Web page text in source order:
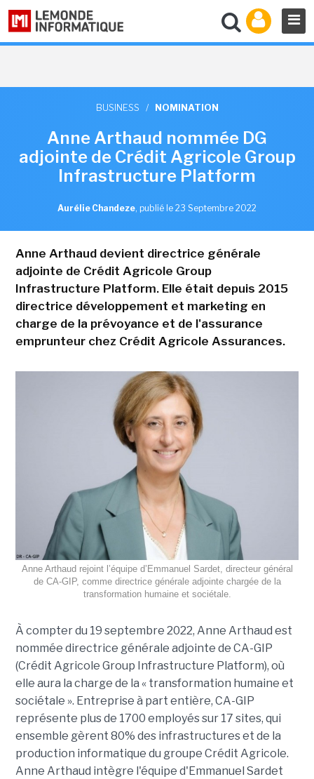
BUSINESS / NOMINATION
Anne Arthaud nommée DG
adjointe de Crédit Agricole Group
Infrastructure Platform
Aurélie Chandeze, publié le 23 Septembre 2022
Anne Arthaud devient directrice générale
adjointe de Crédit Agricole Group
Infrastructure Platform. Elle était depuis 2015
directrice développement et marketing en
charge de la prévoyance et de l'assurance
emprunteur chez Crédit Agricole Assurances.
Anne Arthaud rejoint l’équipe d’Emmanuel Sardet, directeur général
de CA-GIP, comme directrice générale adjointe chargée de la
transformation humaine et sociétale.
À compter du 19 septembre 2022, Anne Arthaud est
nommée directrice générale adjointe de CA-GIP
(Crédit Agricole Group Infrastructure Platform), où
elle aura la charge de la « transformation humaine et
sociétale ». Entreprise à part entière, CA-GIP
représente plus de 1700 employés sur 17 sites, qui
ensemble gèrent 80% des infrastructures et de la
production informatique du groupe Crédit Agricole.
Anne Arthaud intègre l'équipe d'Emmanuel Sardet